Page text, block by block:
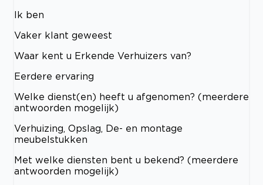
Ik ben
Vaker klant geweest
Waar kent u Erkende Verhuizers van?
Eerdere ervaring
Welke dienst(en) heeft u afgenomen? (meerdere
antwoorden mogelijk)
Verhuizing, Opslag, De- en montage
meubelstukken
Met welke diensten bent u bekend? (meerdere
antwoorden mogelijk)